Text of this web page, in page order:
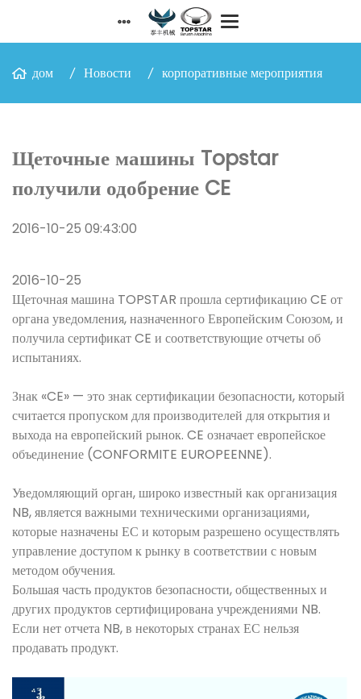
дом Новости корпоративные мероприятия
Щеточные машины Topstar
получили одобрение CE
2016-10-25 09:43:00
2016-10-25
Щеточная машина TOPSTAR прошла сертификацию CE от
органа уведомления, назначенного Европейским Союзом, и
получила сертификат CE и соответствующие отчеты об
испытаниях.
Знак «CE» — это знак сертификации безопасности, который
считается пропуском для производителей для открытия и
выхода на европейский рынок. CE означает европейское
объединение (CONFORMITE EUROPEENNE).
Уведомляющий орган, широко известный как организация
NB, является важными техническими организациями,
которые назначены ЕС и которым разрешено осуществлять
управление доступом к рынку в соответствии с новым
методом обучения.
Большая часть продуктов безопасности, общественных и
других продуктов сертифицирована учреждениями NB.
Если нет отчета NB, в некоторых странах ЕС нельзя
продавать продукт.